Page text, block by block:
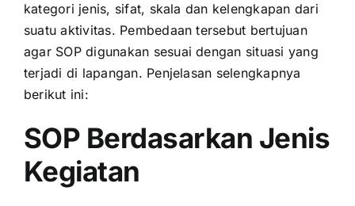
kategori jenis, sifat, skala dan kelengkapan dari
suatu aktivitas. Pembedaan tersebut bertujuan
agar SOP digunakan sesuai dengan situasi yang
terjadi di lapangan. Penjelasan selengkapnya
berikut ini:
SOP Berdasarkan Jenis
Kegiatan